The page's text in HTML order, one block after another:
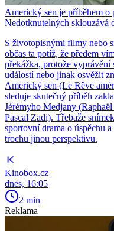
Americký sen je příběhem o
Nedotknutelných sklouzává
S životopisnými filmy nebo
občas ta potíž, že předem
překážka, protože vyprávění
událostí nebo jinak osvěžit
Americký sen (Le Rêve
sleduje skutečný příběh
Jérémyho Medjany
Pascal Zadi). Třebaže
sportovní drama o úspěchu
trochu jinou perspektivu.
Kinobox.cz
dnes, 16:05
2 min
Reklama